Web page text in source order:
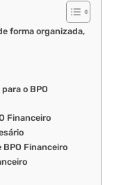
forma organizada,
o BPO
Financeiro
BPO Financeiro